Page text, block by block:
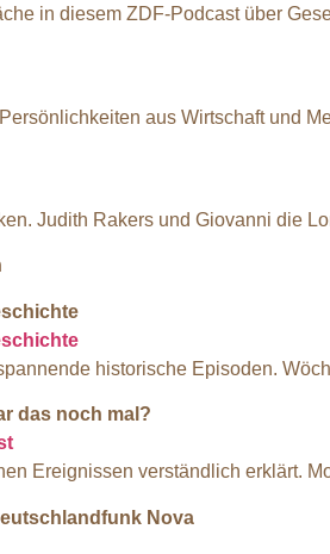
in diesem ZDF-Podcast über
aus Wirtschaft und
Judith Rakers und Giovanni die
historische Episoden.
das noch mal?
Ereignissen verständlich erklärt.
Nova